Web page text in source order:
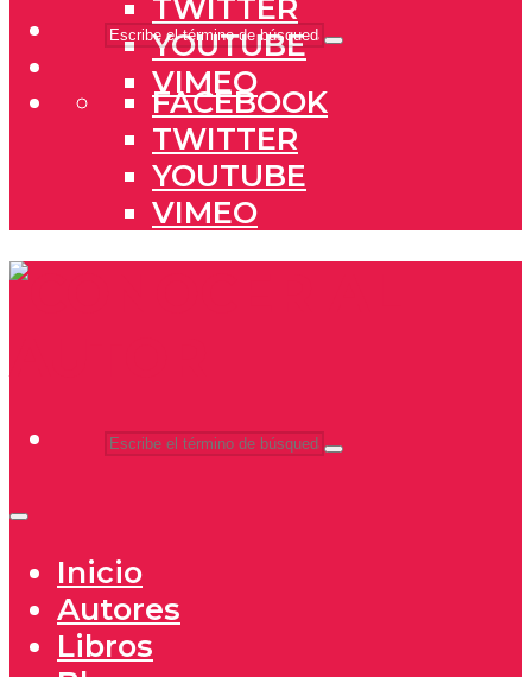
TWITTER
YOUTUBE
VIMEO
FACEBOOK
TWITTER
YOUTUBE
VIMEO
Inicio
Autores
Libros